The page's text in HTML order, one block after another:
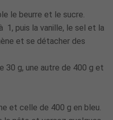
le beurre et le sucre.
1, puis la vanille, le sel et la
et se détacher des
30 g, une autre de 400 g et
et celle de 400 g en bleu.